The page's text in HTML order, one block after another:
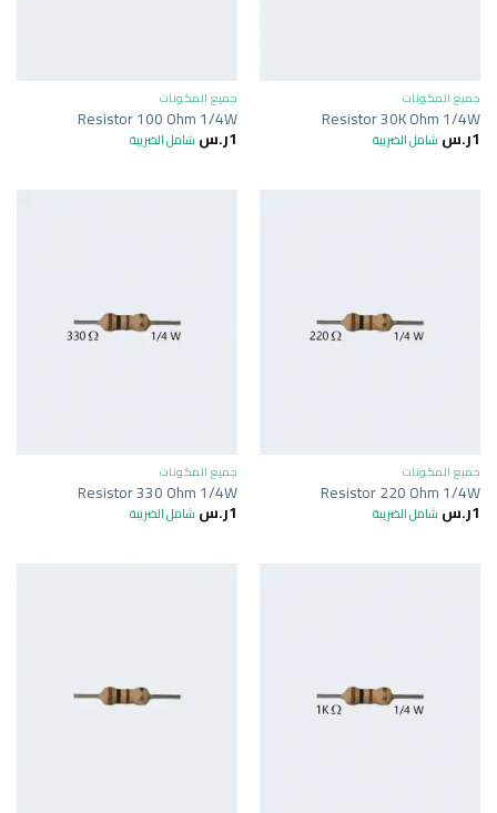
جميع المكونات
Resistor 30K Ohm 1/4W
1ر.س شامل الضريبة
جميع المكونات
Resistor 100 Ohm 1/4W
1ر.س شامل الضريبة
جميع المكونات
Resistor 220 Ohm 1/4W
1ر.س شامل الضريبة
جميع المكونات
Resistor 330 Ohm 1/4W
1ر.س شامل الضريبة